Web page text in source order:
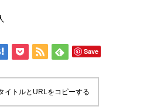
Save
イトルとURLをコピーする